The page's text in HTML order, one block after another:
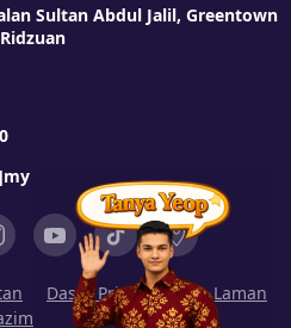
Sultan Abdul Jalil, Greentown
Dasar Privasi
Peta Laman